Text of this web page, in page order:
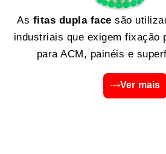
As fitas dupla face são
industriais que exigem fixação
para ACM, painéis e
Ver mais